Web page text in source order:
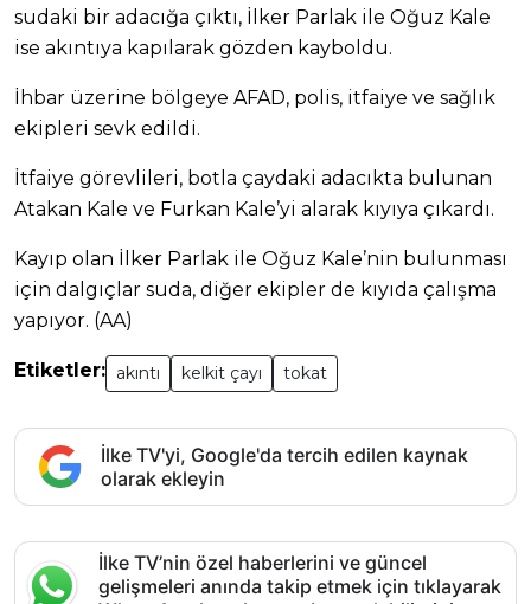
sudaki bir adacığa çıktı, İlker Parlak ile Oğuz Kale
ise akıntıya kapılarak gözden kayboldu.
İhbar üzerine bölgeye AFAD, polis, itfaiye ve sağlık
ekipleri sevk edildi.
İtfaiye görevlileri, botla çaydaki adacıkta bulunan
Atakan Kale ve Furkan Kale’yi alarak kıyıya çıkardı.
Kayıp olan İlker Parlak ile Oğuz Kale’nin bulunması
için dalgıçlar suda, diğer ekipler de kıyıda çalışma
yapıyor. (AA)
Etiketler: akıntı kelkit çayı tokat
İlke TV'yi, Google'da tercih edilen kaynak
olarak ekleyin
İlke TV’nin özel haberlerini ve güncel
gelişmeleri anında takip etmek için tıklayarak